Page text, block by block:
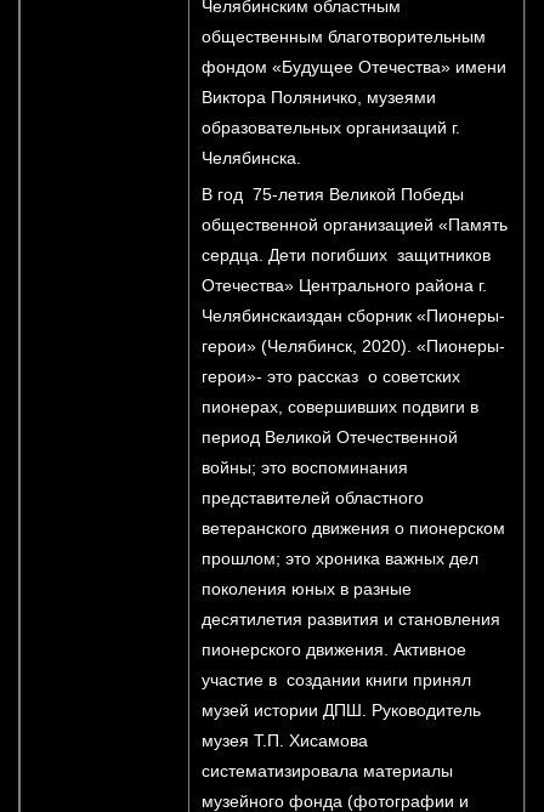
Челябинским областным
общественным благотворительным
фондом «Будущее Отечества» имени
Виктора Поляничко, музеями
образовательных организаций г.
Челябинска.
В год 75-летия Великой Победы
общественной организацией «Память
сердца. Дети погибших защитников
Отечества» Центрального района г.
Челябинскаиздан сборник «Пионеры-
герои» (Челябинск, 2020). «Пионеры-
герои»- это рассказ о советских
пионерах, совершивших подвиги в
период Великой Отечественной
войны; это воспоминания
представителей областного
ветеранского движения о пионерском
прошлом; это хроника важных дел
поколения юных в разные
десятилетия развития и становления
пионерского движения. Активное
участие в создании книги принял
музей истории ДПШ. Руководитель
музея Т.П. Хисамова
систематизировала материалы
музейного фонда (фотографии и